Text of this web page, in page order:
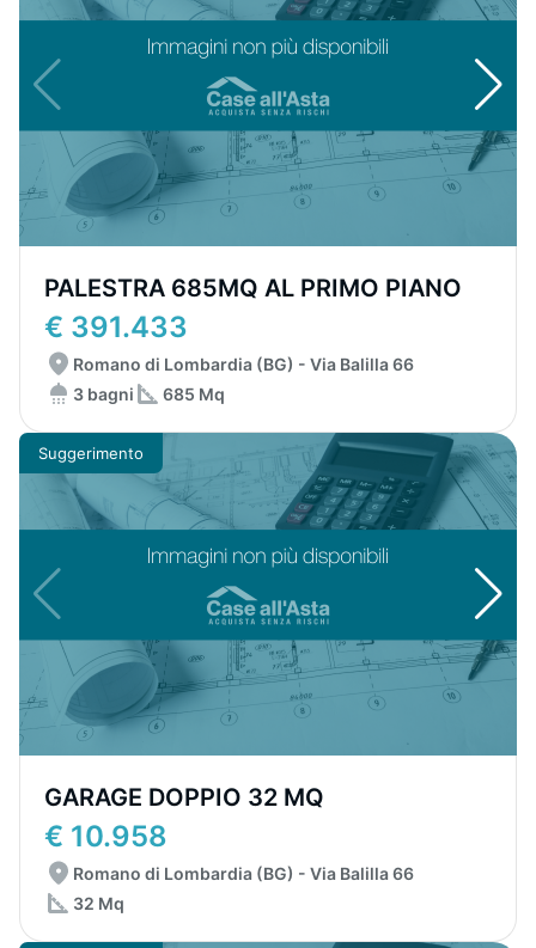
PALESTRA 685MQ AL PRIMO PIANO
€ 391.433
Romano di Lombardia (BG) - Via Balilla 66
3 bagni
685 Mq
Suggerimento
GARAGE DOPPIO 32 MQ
€ 10.958
Romano di Lombardia (BG) - Via Balilla 66
32 Mq